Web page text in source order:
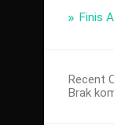
Finis
Recent
Brak